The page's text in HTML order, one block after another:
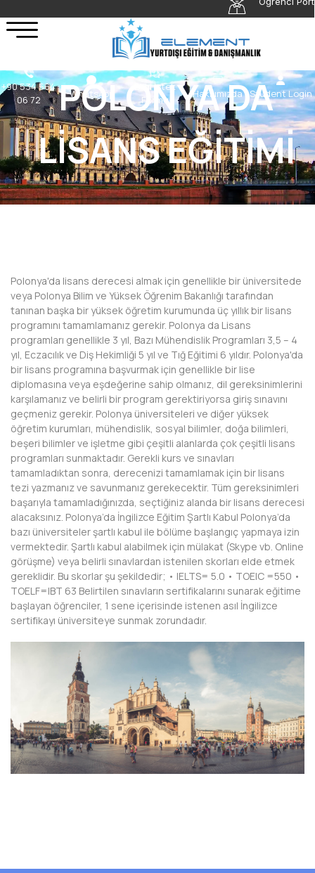
POLONYA DA
LİSANS EĞİTİMİ
Polonya'da lisans derecesi almak için genellikle bir üniversitede
veya Polonya Bilim ve Yüksek Öğrenim Bakanlığı tarafından
tanınan başka bir yüksek öğretim kurumunda üç yıllık bir lisans
programını tamamlamanız gerekir. Polonya da Lisans
programları genellikle 3 yıl, Bazı Mühendislik Programları 3,5 – 4
yıl, Eczacılık ve Diş Hekimliği 5 yıl ve Tığ Eğitimi 6 yıldır. Polonya'da
bir lisans programına başvurmak için genellikle bir lise
diplomasına veya eşdeğerine sahip olmanız, dil gereksinimlerini
karşılamanız ve belirli bir program gerektiriyorsa giriş sınavını
geçmeniz gerekir. Polonya üniversiteleri ve diğer yüksek
öğretim kurumları, mühendislik, sosyal bilimler, doğa bilimleri,
beşeri bilimler ve işletme gibi çeşitli alanlarda çok çeşitli lisans
programları sunmaktadır. Gerekli kurs ve sınavları
tamamladıktan sonra, derecenizi tamamlamak için bir lisans
tezi yazmanız ve savunmanız gerekecektir. Tüm gereksinimleri
başarıyla tamamladığınızda, seçtiğiniz alanda bir lisans derecesi
alacaksınız. Polonya’da İngilizce Eğitim Şartlı Kabul Polonya’da
bazı üniversiteler şartlı kabul ile bölüme başlangıç yapmaya izin
vermektedir. Şartlı kabul alabilmek için mülakat (Skype vb. Online
görüşme) veya belirli sınavlardan istenilen skorları elde etmek
gereklidir. Bu skorlar şu şekildedir; • IELTS= 5.0 • TOEIC =550 •
TOELF=IBT 63 Belirtilen sınavların sertifikalarını sunarak eğitime
başlayan öğrenciler, 1 sene içerisinde istenen asıl İngilizce
sertifikayı üniversiteye sunmak zorundadır.
+90 534 564
06 72
WhatsApp
Bilgi İstek
Formu
Hakkımızda Student Login